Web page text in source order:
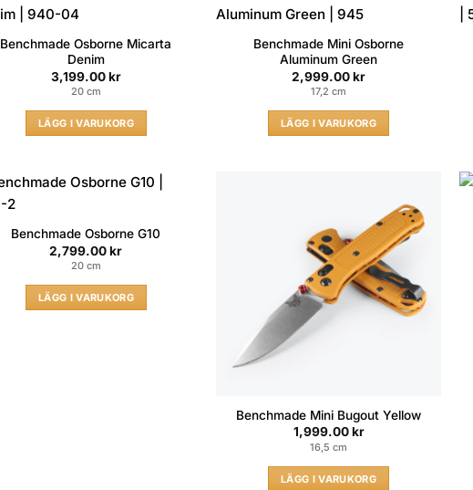
Benchmade Osborne Micarta
Denim
3,199.00kr
20 cm
LÄGG I VARUKORG
Benchmade Mini Osborne
Aluminum Green
2,999.00kr
17,2 cm
LÄGG I VARUKORG
Benchmade Osborne G10
2,799.00kr
20 cm
LÄGG I VARUKORG
Benchmade Mini Bugout Yellow
1,999.00kr
16,5 cm
LÄGG I VARUKORG